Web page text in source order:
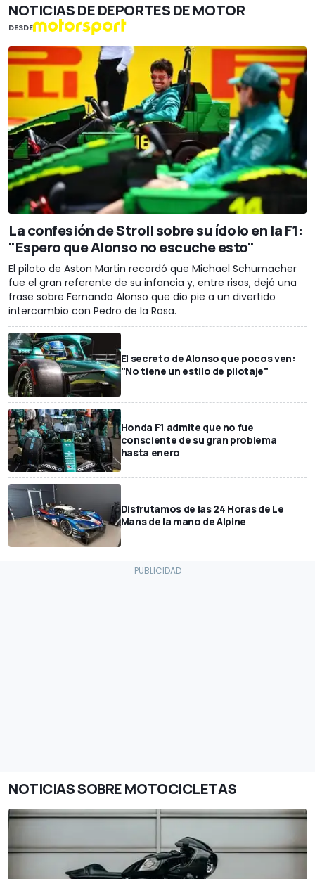
NOTICIAS DE DEPORTES DE MOTOR
DESDE
La confesión de Stroll sobre su ídolo en la F1:
"Espero que Alonso no escuche esto"
El piloto de Aston Martin recordó que Michael Schumacher
fue el gran referente de su infancia y, entre risas, dejó una
frase sobre Fernando Alonso que dio pie a un divertido
intercambio con Pedro de la Rosa.
El secreto de Alonso que pocos ven:
"No tiene un estilo de pilotaje"
Honda F1 admite que no fue
consciente de su gran problema
hasta enero
Disfrutamos de las 24 Horas de Le
Mans de la mano de Alpine
NOTICIAS SOBRE MOTOCICLETAS